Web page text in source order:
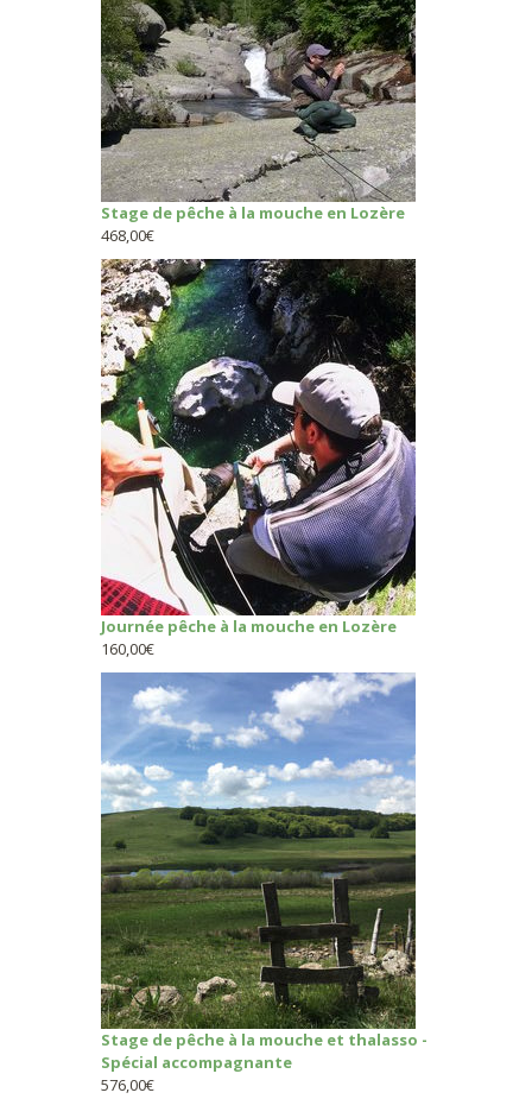
Stage de pêche à la mouche en Lozère
468,00€
Journée pêche à la mouche en Lozère
160,00€
Stage de pêche à la mouche et thalasso -
Spécial accompagnante
576,00€